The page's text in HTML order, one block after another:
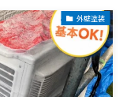
外壁塗装